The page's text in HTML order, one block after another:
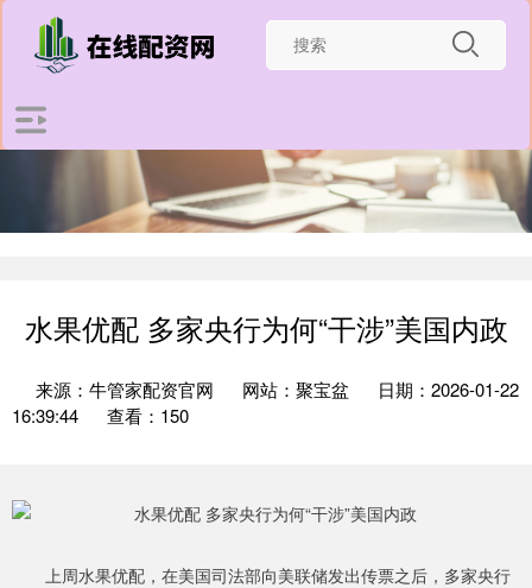
水果优配 多家央行为何“干涉”美国内政
来源：牛管家配资官网 网站：聚宝盆
日期：2026-01-22
16:39:44
查看：150
上周水果优配，在美国司法部向美联储发出传票之后，多家央行